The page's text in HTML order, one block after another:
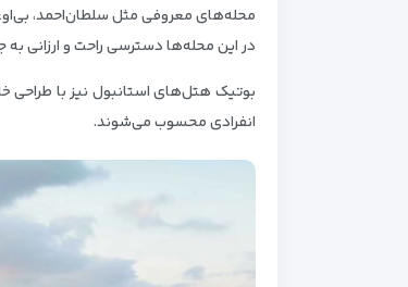
محله‌های معروفی مثل سلطان‌احمد،
در این محله‌ها دسترسی راحت و ارزانی به
بوتیک هتل‌های استانبول نیز با طراحی
انفرادی محسوب می‌شوند.